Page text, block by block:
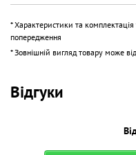
* Характеристики та
попередження
* Зовнішній вигляд товару може
Відгуки